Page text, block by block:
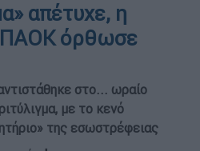
απέτυχε, η
ΠΑΟΚ όρθωσε
στο... ωραίο
με το κενό
της εσωστρέφειας